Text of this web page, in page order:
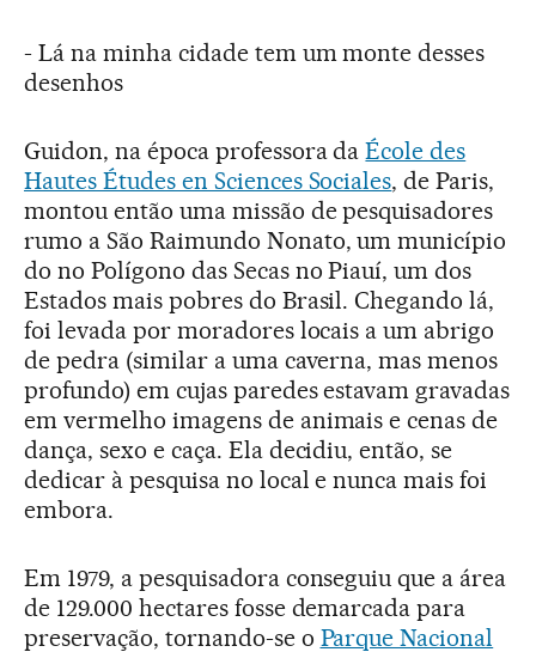
- Lá na minha cidade tem um monte desses
desenhos
Guidon, na época professora daÉcole des
Hautes Études en Sciences Sociales, de Paris,
montou então uma missão de pesquisadores
rumo a São Raimundo Nonato, um município
do no Polígono das Secas no Piauí, um dos
Estados mais pobres do Brasil. Chegando lá,
foi levada por moradores locais a um abrigo
de pedra (similar a uma caverna, mas menos
profundo) em cujas paredes estavam gravadas
em vermelho imagens de animais e cenas de
dança, sexo e caça. Ela decidiu, então, se
dedicar à pesquisa no local e nunca mais foi
embora.
Em 1979, a pesquisadora conseguiu que a área
de 129.000 hectares fosse demarcada para
preservação, tornando-se o Parque Nacional